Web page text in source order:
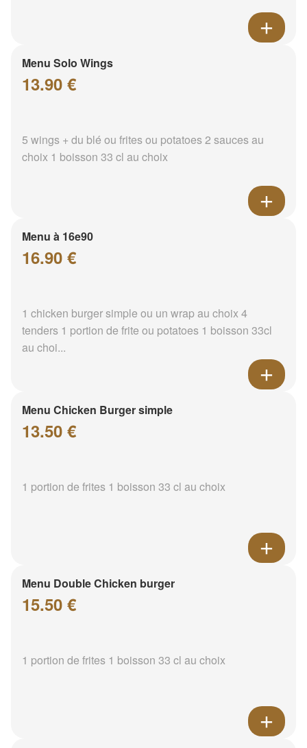
Menu Solo Wings
13.90 €
5 wings + du blé ou frites ou potatoes 2 sauces au
choix 1 boisson 33 cl au choix
Menu à 16e90
16.90 €
1 chicken burger simple ou un wrap au choix 4
tenders 1 portion de frite ou potatoes 1 boisson 33cl
au choi...
Menu Chicken Burger simple
13.50 €
1 portion de frites 1 boisson 33 cl au choix
Menu Double Chicken burger
15.50 €
1 portion de frites 1 boisson 33 cl au choix